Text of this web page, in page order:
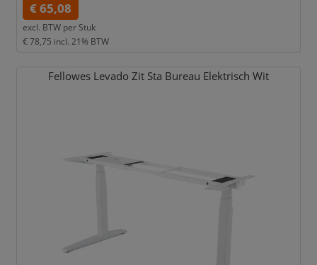
€ 65,08
excl. BTW per Stuk
€ 78,75 incl. 21% BTW
Fellowes Levado Zit Sta Bureau Elektrisch Wit